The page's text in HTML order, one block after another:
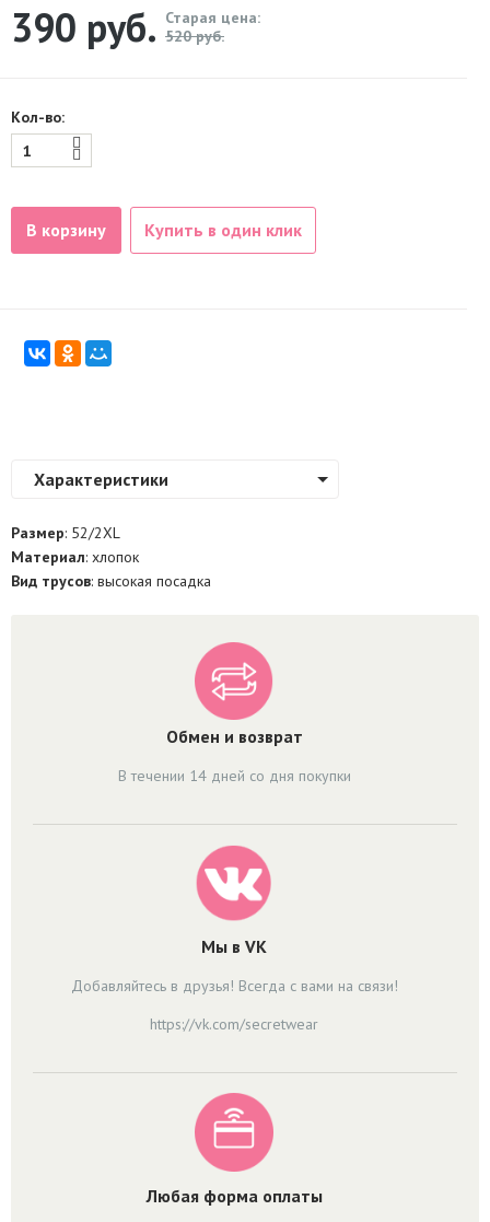
390 руб. Старая цена:
520 руб.
Кол-во:
В корзину Купить в один клик
Обмен и возврат
В течении 14 дней со дня покупки
Мы в VK
Добавляйтесь в друзья! Всегда с вами на связи!
https://vk.com/secretwear
Любая форма оплаты
Характеристики
Размер: 52/2XL
Материал: хлопок
Вид трусов: высокая посадка